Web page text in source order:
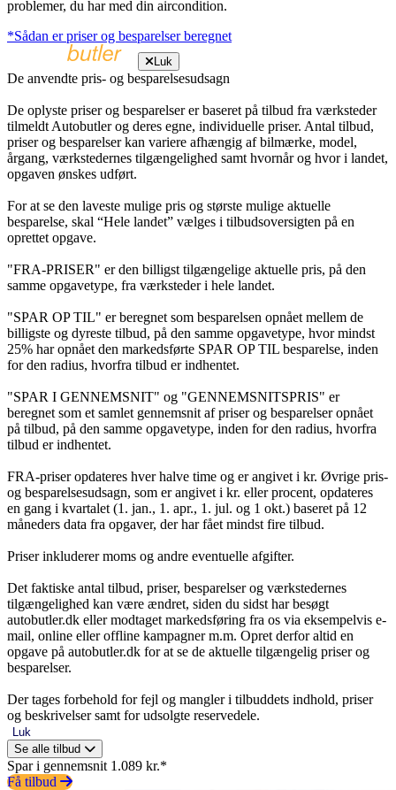
problemer, du har med din aircondition.
*Sådan er priser og besparelser beregnet
Luk
De anvendte pris- og besparelsesudsagn
De oplyste priser og besparelser er baseret på tilbud fra værksteder
tilmeldt Autobutler og deres egne, individuelle priser. Antal tilbud,
priser og besparelser kan variere afhængig af bilmærke, model,
årgang, værkstedernes tilgængelighed samt hvornår og hvor i landet,
opgaven ønskes udført.
For at se den laveste mulige pris og største mulige aktuelle
besparelse, skal “Hele landet” vælges i tilbudsoversigten på en
oprettet opgave.
"FRA-PRISER" er den billigst tilgængelige aktuelle pris, på den
samme opgavetype, fra værksteder i hele landet.
"SPAR OP TIL" er beregnet som besparelsen opnået mellem de
billigste og dyreste tilbud, på den samme opgavetype, hvor mindst
25% har opnået den markedsførte SPAR OP TIL besparelse, inden
for den radius, hvorfra tilbud er indhentet.
"SPAR I GENNEMSNIT" og "GENNEMSNITSPRIS" er
beregnet som et samlet gennemsnit af priser og besparelser opnået
på tilbud, på den samme opgavetype, inden for den radius, hvorfra
tilbud er indhentet.
FRA-priser opdateres hver halve time og er angivet i kr. Øvrige pris-
og besparelsesudsagn, som er angivet i kr. eller procent, opdateres
en gang i kvartalet (1. jan., 1. apr., 1. jul. og 1 okt.) baseret på 12
måneders data fra opgaver, der har fået mindst fire tilbud.
Priser inkluderer moms og andre eventuelle afgifter.
Det faktiske antal tilbud, priser, besparelser og værkstedernes
tilgængelighed kan være ændret, siden du sidst har besøgt
autobutler.dk eller modtaget markedsføring fra os via eksempelvis e-
mail, online eller offline kampagner m.m. Opret derfor altid en
opgave på autobutler.dk for at se de aktuelle tilgængelig priser og
besparelser.
Der tages forbehold for fejl og mangler i tilbuddets indhold, priser
og beskrivelser samt for udsolgte reservedele.
Luk
Se alle tilbud
Spar i gennemsnit 1.089 kr.*
Få tilbud